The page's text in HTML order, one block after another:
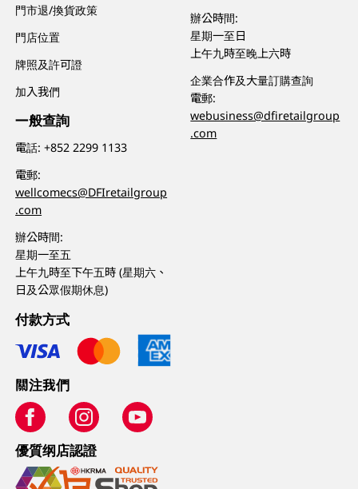
門市退/換貨政策
門店位置
牌照及許可證
加入我們
一般查詢
電話:+852 2299 1133
電郵:
wellcomecs@DFIretailgroup
.com
辦公時間:
星期一至五
上午九時至下午五時 (星期六、
日及公眾假期休息)
辦公時間:
星期一至日
上午九時至晚上六時
企業合作及大量訂購查詢
電郵:
webusiness@dfiretailgroup
.com
付款方式
關注我們
優質纲店認證